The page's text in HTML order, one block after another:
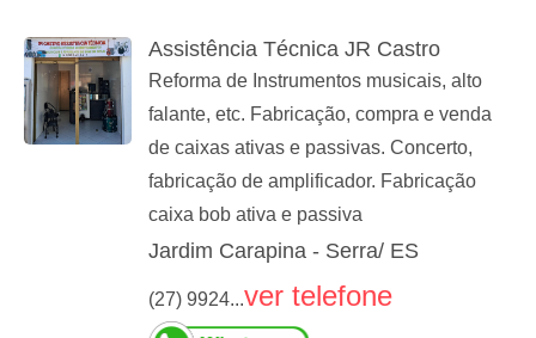
Assistência Técnica JR Castro
Reforma de Instrumentos musicais, alto
falante, etc. Fabricação, compra e venda
de caixas ativas e passivas. Concerto,
fabricação de amplificador. Fabricação
caixa bob ativa e passiva
Jardim Carapina - Serra/ ES
(27) 9924...ver telefone